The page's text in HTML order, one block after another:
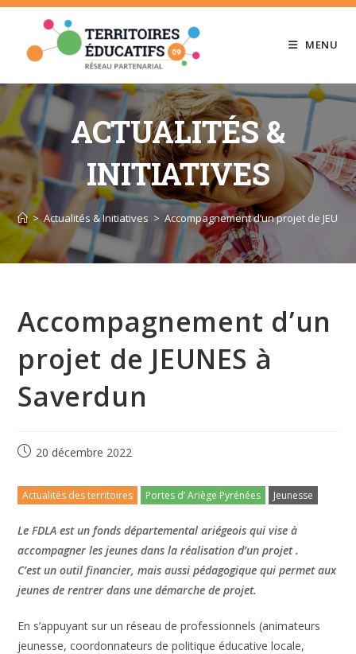
Skip
content
MENU
ACTUALITÉS &
INITIATIVES
> Actualités & Initiatives > Accompagnement d’un projet de
Accompagnement d’un
projet de JEUNES à
Saverdun
20 décembre 2022
Actualités des territoires Portes d’ Ariège Pyrénées Jeunesse
Le FDLA est un fonds départemental ariégeois qui vise à
accompagner les jeunes dans la réalisation d’un projet .
C’est un outil financier, mais aussi pédagogique qui permet aux
jeunes de rentrer dans une démarche de projet.
En s’appuyant sur un réseau de professionnels (animateurs
jeunesse, coordonnateurs de politique éducative locale,